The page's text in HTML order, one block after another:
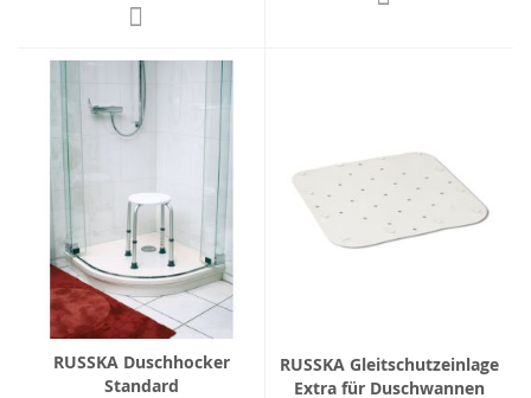
RUSSKA Duschhocker
Standard
RUSSKA Gleitschutzeinlage
Extra für Duschwannen